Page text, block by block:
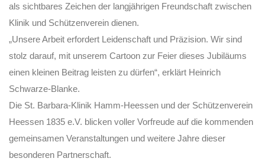
als sichtbares Zeichen der langjährigen Freundschaft zwischen
Klinik und Schützenverein dienen.
„Unsere Arbeit erfordert Leidenschaft und Präzision. Wir sind
stolz darauf, mit unserem Cartoon zur Feier dieses Jubiläums
einen kleinen Beitrag leisten zu dürfen“, erklärt Heinrich
Schwarze-Blanke.
Die St. Barbara-Klinik Hamm-Heessen und der Schützenverein
Heessen 1835 e.V. blicken voller Vorfreude auf die kommenden
gemeinsamen Veranstaltungen und weitere Jahre dieser
besonderen Partnerschaft.